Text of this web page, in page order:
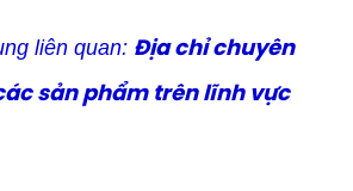
liên quan: Địa chỉ chuyên
sản phẩm trên lĩnh vực